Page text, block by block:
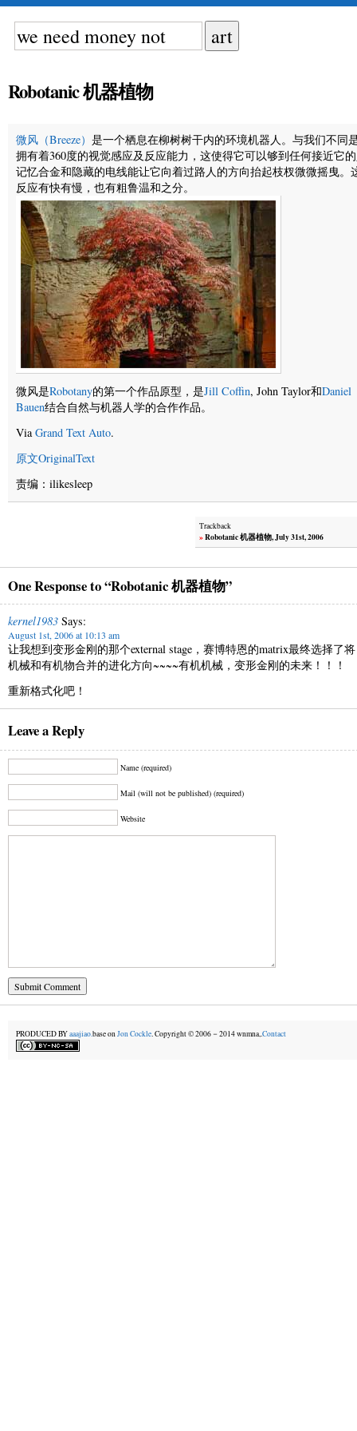
Robotanic 机器植物
微风（Breeze） 是一个栖息在柳树树干内的环境机器人。与我们不同
拥有着360度的视觉感应及反应能力，这使得它可以够到任何接近它
记忆合金和隐藏的电线能让它向着过路人的方向抬起枝杈微微摇曳。
反应有快有慢，也有粗鲁温和之分。
微风是Robotany的第一个作品原型，是Jill Coffin, John Taylor和Daniel
Bauen结合自然与机器人学的合作作品。
ViaGrand Text Auto.
原文OriginalText
责编：ilikesleep
Trackback
»Robotanic 机器植物, July 31st, 2006
One Response to “Robotanic 机器植物”
kernel1983 Says:
August 1st, 2006 at 10:13 am
让我想到变形金刚的那个external stage，赛博特恩的matrix最终选择了将
机械和有机物合并的进化方向~~~~有机机械，变形金刚的未来！！！
重新格式化吧！
Leave a Reply
Name (required)
Mail (will not be published) (required)
Website
PRODUCED BYaaajiao.base onJon Cockle. Copyright © 2006－2014 wnmna,.Contact